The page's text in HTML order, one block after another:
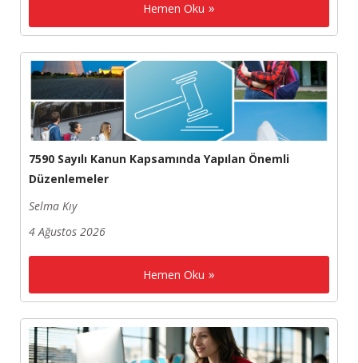
Hemen Oku
7590 Sayılı Kanun Kapsamında Yapılan Önemli
Düzenlemeler
Selma Kıy
4 Ağustos 2026
Hemen Oku